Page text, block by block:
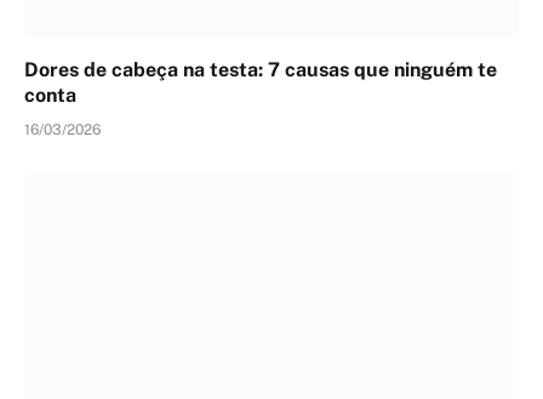
Dores de cabeça na testa: 7 causas que ninguém te
conta
16/03/2026